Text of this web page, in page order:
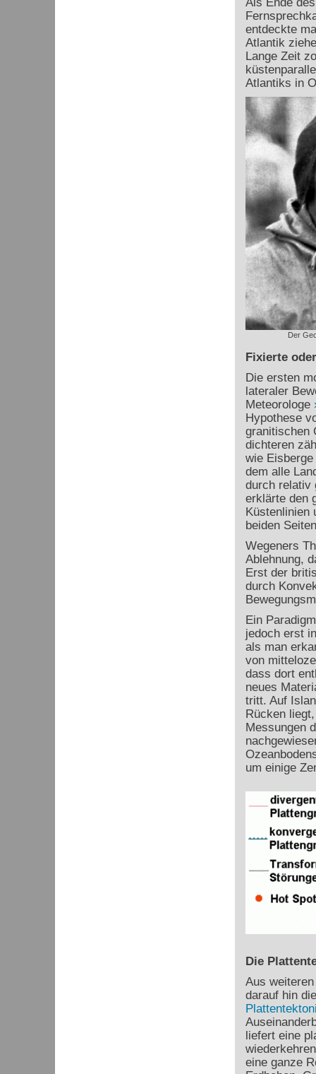
entdeckte
Atlantik
Lange Zeit
Atlantiks in
Der
Fixierte
Die ersten
lateraler
Meteorologe
Hypothese
granitischen
dichteren
wie
dem alle
durch relativ
erklärte den
Küstenlinien
beiden
Wegeners
Ablehnung,
Erst der
durch
Ein
jedoch erst
als man
von
dass dort
neues
tritt. Auf
Rücken
Messungen
um einige
Die
Aus
darauf hin
liefert eine
eine ganze